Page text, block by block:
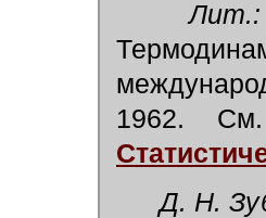
Лит.:
1962.
Д. Н.